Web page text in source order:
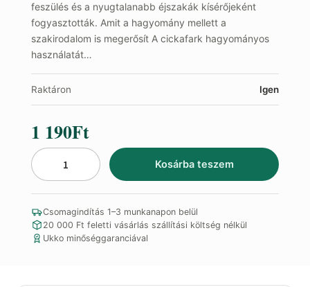
feszülés és a nyugtalanabb éjszakák kísérőjeként
fogyasztották. Amit a hagyomány mellett a
szakirodalom is megerősít A cickafark hagyományos
használatát…
Raktáron Igen
1 190Ft
Cickafark
Kosárba teszem
Csomagindítás 1–3 munkanapon belül
20 000 Ft feletti vásárlás szállítási költség nélkül
Ukko minőséggaranciával